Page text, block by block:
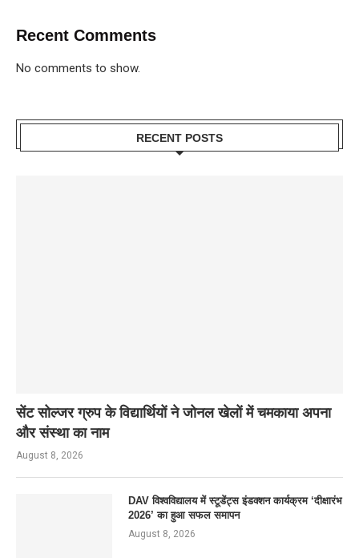
Recent Comments
No comments to show.
RECENT POSTS
सेंट सोल्जर ग्रुप के विद्यार्थियों ने जोनल खेलों में चमकाया अपना
और संस्था का नाम
August 8, 2026
DAV विश्वविद्यालय में स्टूडेंट्स इंडक्शन कार्यक्रम ‘दीक्षारंभ
2026’ का हुआ सफल समापन
August 8, 2026